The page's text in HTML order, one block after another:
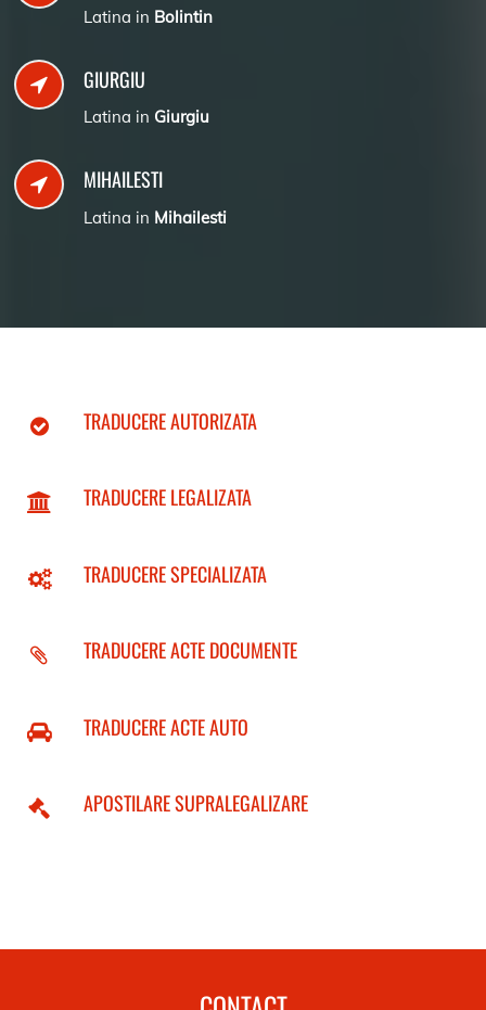
Latina in Bolintin
GIURGIU
Latina in Giurgiu
MIHAILESTI
Latina in Mihailesti
TRADUCERE AUTORIZATA
TRADUCERE LEGALIZATA
TRADUCERE SPECIALIZATA
TRADUCERE ACTE DOCUMENTE
TRADUCERE ACTE AUTO
APOSTILARE SUPRALEGALIZARE